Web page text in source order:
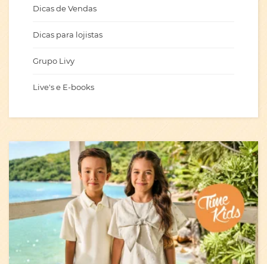
Dicas de Vendas
Dicas para lojistas
Grupo Livy
Live's e E-books